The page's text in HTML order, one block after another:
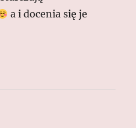
a i docenia się je